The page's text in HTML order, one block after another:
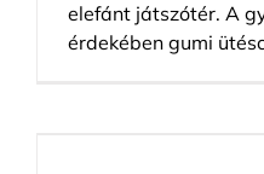
elefánt játszótér. A
érdekében gumi